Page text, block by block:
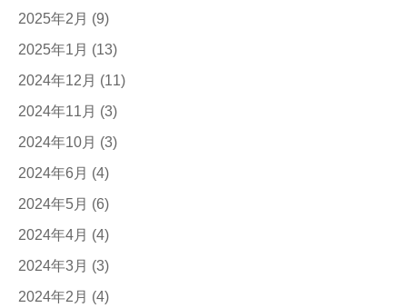
2025年2月 (9)
2025年1月 (13)
2024年12月 (11)
2024年11月 (3)
2024年10月 (3)
2024年6月 (4)
2024年5月 (6)
2024年4月 (4)
2024年3月 (3)
2024年2月 (4)